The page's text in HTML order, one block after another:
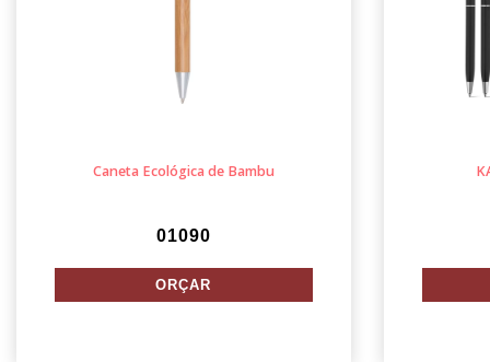
Caneta Ecológica de Bambu
01090